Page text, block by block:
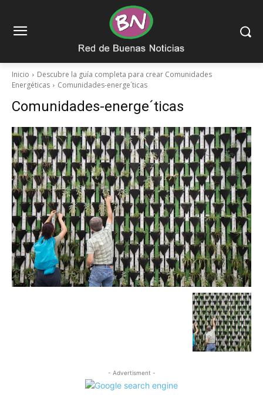
Inicio
Descubre la guía completa para crear Comunidades
Energéticas
Comunidades-energe´ticas
Comunidades-energe´ticas
- Advertisment -